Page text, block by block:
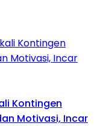
Kontingen
Motivasi, Incar